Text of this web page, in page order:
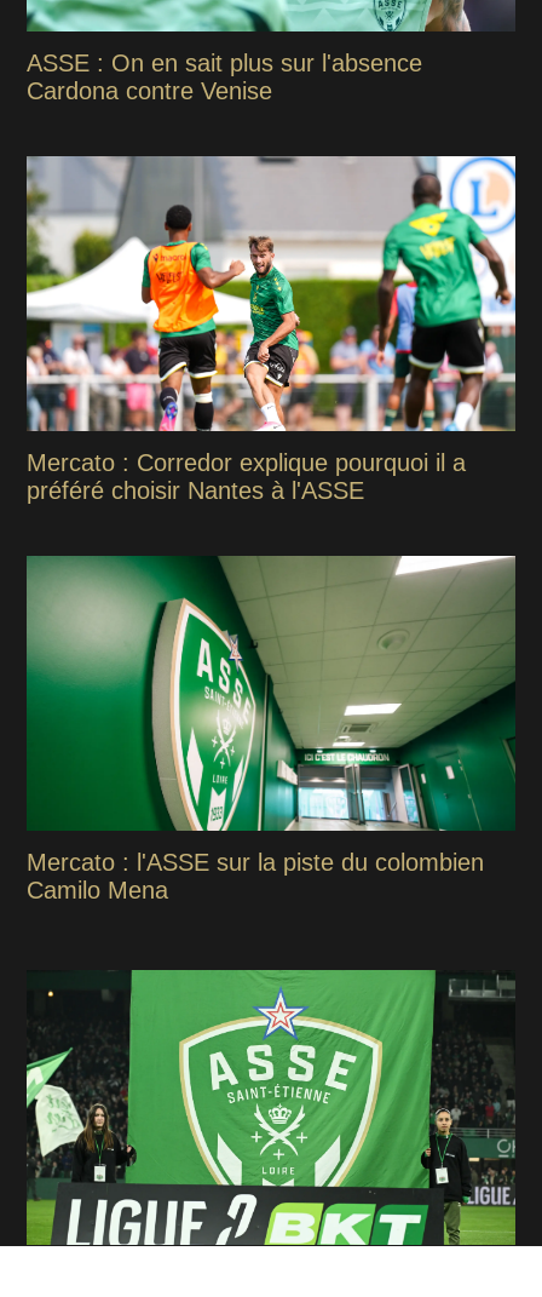
ASSE : On en sait plus sur l'absence
Cardona contre Venise
Mercato : Corredor explique pourquoi il a
préféré choisir Nantes à l'ASSE
Mercato : l'ASSE sur la piste du colombien
Camilo Mena